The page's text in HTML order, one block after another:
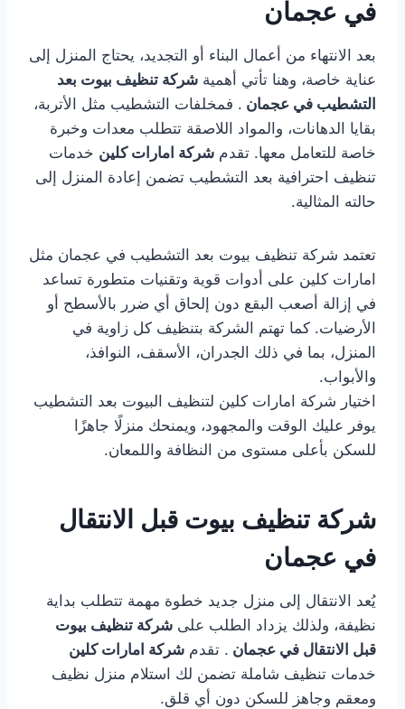
في عجمان
بعد الانتهاء من أعمال البناء أو التجديد، يحتاج المنزل إلى
عناية خاصة، وهنا تأتي أهمية شركة تنظيف بيوت بعد
التشطيب في عجمان . فمخلفات التشطيب مثل الأتربة،
بقايا الدهانات، والمواد اللاصقة تتطلب معدات وخبرة
خاصة للتعامل معها. تقدم شركة امارات كلين خدمات
تنظيف احترافية بعد التشطيب تضمن إعادة المنزل إلى
حالته المثالية.
تعتمد شركة تنظيف بيوت بعد التشطيب في عجمان مثل
امارات كلين على أدوات قوية وتقنيات متطورة تساعد
في إزالة أصعب البقع دون إلحاق أي ضرر بالأسطح أو
الأرضيات. كما تهتم الشركة بتنظيف كل زاوية في
المنزل، بما في ذلك الجدران، الأسقف، النوافذ،
والأبواب.
اختيار شركة امارات كلين لتنظيف البيوت بعد التشطيب
يوفر عليك الوقت والمجهود، ويمنحك منزلًا جاهزًا
للسكن بأعلى مستوى من النظافة واللمعان.
شركة تنظيف بيوت قبل الانتقال
في عجمان
يُعد الانتقال إلى منزل جديد خطوة مهمة تتطلب بداية
نظيفة، ولذلك يزداد الطلب على شركة تنظيف بيوت
قبل الانتقال في عجمان . تقدم شركة امارات كلين
خدمات تنظيف شاملة تضمن لك استلام منزل نظيف
ومعقم وجاهز للسكن دون أي قلق.